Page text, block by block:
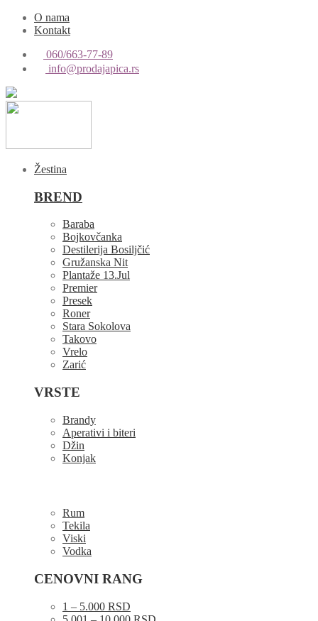
O nama
Kontakt
060/663-77-89
info@prodajapica.rs
Žestina
BREND
Baraba
Bojkovčanka
Destilerija Bosiljčić
Gružanska Nit
Plantaže 13.Jul
Premier
Presek
Roner
Stara Sokolova
Takovo
Vrelo
Zarić
VRSTE
Brandy
Aperativi i biteri
Džin
Konjak
Rum
Tekila
Viski
Vodka
CENOVNI RANG
1 – 5.000 RSD